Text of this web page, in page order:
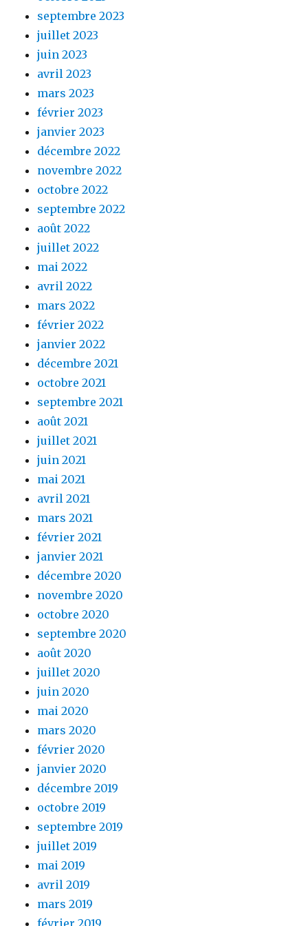
septembre 2023
juillet 2023
juin 2023
avril 2023
mars 2023
février 2023
janvier 2023
décembre 2022
novembre 2022
octobre 2022
septembre 2022
août 2022
juillet 2022
mai 2022
avril 2022
mars 2022
février 2022
janvier 2022
décembre 2021
octobre 2021
septembre 2021
août 2021
juillet 2021
juin 2021
mai 2021
avril 2021
mars 2021
février 2021
janvier 2021
décembre 2020
novembre 2020
octobre 2020
septembre 2020
août 2020
juillet 2020
juin 2020
mai 2020
mars 2020
février 2020
janvier 2020
décembre 2019
octobre 2019
septembre 2019
juillet 2019
mai 2019
avril 2019
mars 2019
février 2019